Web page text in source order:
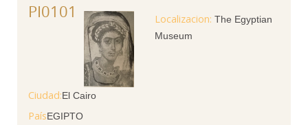
PI0101
The Egyptian
Museum
Ciudad El Cairo
PaísEGIPTO